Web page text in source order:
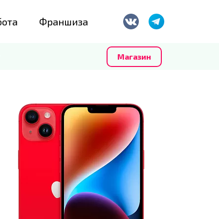
Франшиза
Магазин